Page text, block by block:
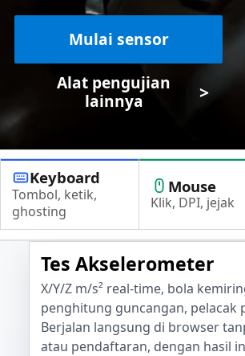
Mulai sensor
Alat pengujian
lainnya
>
Keyboard
Tombol, ketik,
ghosting
Mouse
Klik, DPI, jejak
Tes Akselerometer
X/Y/Z m/s² real-time, bola
penghitung guncangan, pelacak
Berjalan langsung di browser
atau pendaftaran, dengan hasil